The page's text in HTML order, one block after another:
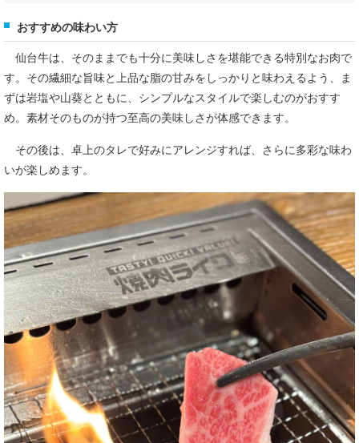
おすすめの味わい方
仙台牛は、そのままでも十分に美味しさを堪能できる特別なお肉で
す。その繊細な旨味と上品な脂の甘みをしっかりと味わえるよう、ま
ずは岩塩や山葵とともに、シンプルなスタイルで楽しむのがおすす
め。素材そのものが持つ至高の美味しさが体感できます。
その後は、卓上のタレで好みにアレンジすれば、さらに多彩な味わ
いが楽しめます。